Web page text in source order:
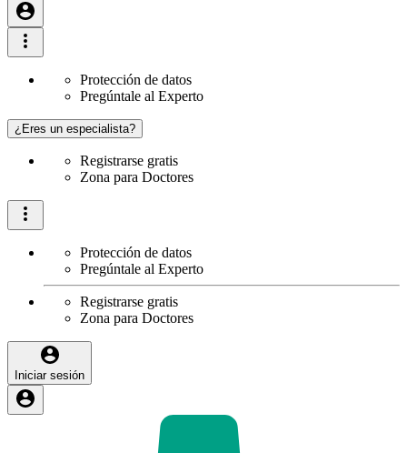
Protección de datos
Pregúntale al Experto
¿Eres un especialista?
Registrarse gratis
Zona para Doctores
Protección de datos
Pregúntale al Experto
Registrarse gratis
Zona para Doctores
Iniciar sesión